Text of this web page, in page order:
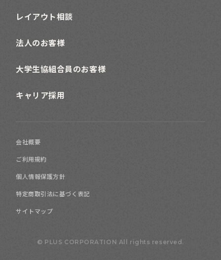
レイアウト相談
法人のお客様
大学生協組合員のお客様
キャリア採用
会社概要
ご利用規約
個人情報保護方針
特定商取引法に基づく表記
サイトマップ
© PLUS CORPORATION All rights reserved.